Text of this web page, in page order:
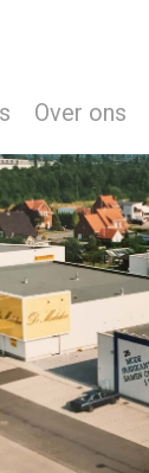
Over ons